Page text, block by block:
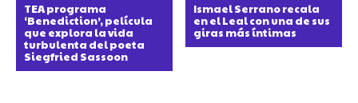
TEA programa
‘Benediction’, película
que explora la vida
turbulenta del poeta
Siegfried Sassoon
Ismael Serrano recala
en el Leal con una de sus
giras más íntimas